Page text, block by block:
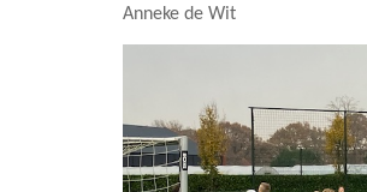
Anneke de Wit